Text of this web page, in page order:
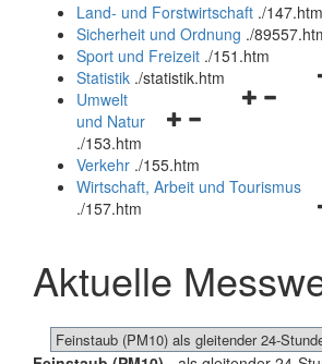
und
schließen
Land- und Forstwirtschaft ./147.htm
Sicherheit und Ordnung ./
Sport und Freizeit ./151.htm
Statistik ./statistik.htm
Navigationsmenü
und
schließen
Umwelt
und Natur
./153.htm
Verkehr ./155.htm
Wirtschaft, Arbeit und Tourismus
./157.htm
Aktuelle